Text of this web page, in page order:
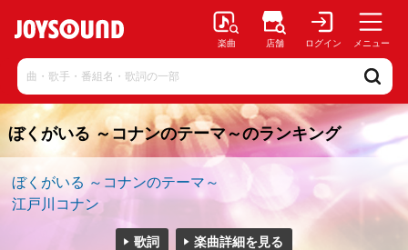
楽曲 店舗 ログイン メニュー
ぼくがいる ～コナンのテーマ～のランキング
ぼくがいる ～コナンのテーマ～
江戸川コナン
歌詞 楽曲詳細を見る